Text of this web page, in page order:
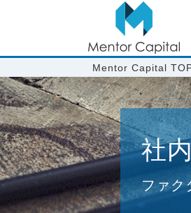
Mentor Capital
社
ファク